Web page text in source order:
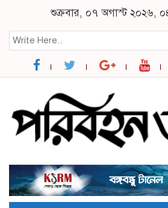
শুক্রবার, ০৭ অগাস্ট ২০২৬,